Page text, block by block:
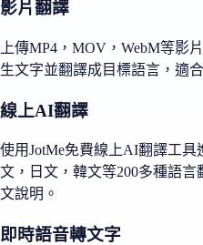
影片翻譯
上傳MP4，MOV，WebM等影
生文字並翻譯成目標語言，適
線上AI翻譯
使用JotMe免費線上AI翻譯工
文，日文，韓文等200多種語
文說明。
即時語音轉文字